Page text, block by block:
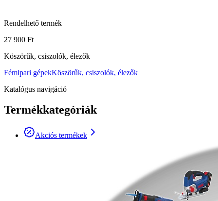
Rendelhető termék
27 900 Ft
Köszörűk, csiszolók, élezők
Fémipari gépekKöszörűk, csiszolók, élezők
Katalógus navigáció
Termékkategóriák
Akciós termékek